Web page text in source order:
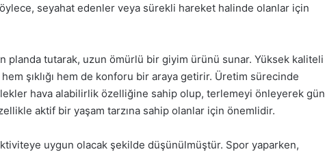
seyahat edenler veya sürekli hareket halinde olanlar için
planda tutarak, uzun ömürlü bir giyim ürünü sunar. Yüksek kaliteli
şıklığı hem de konforu bir araya getirir. Üretim sürecinde
hava alabilirlik özelliğine sahip olup, terlemeyi önleyerek gün
aktif bir yaşam tarzına sahip olanlar için önemlidir.
uygun olacak şekilde düşünülmüştür. Spor yaparken,